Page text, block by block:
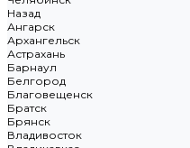
Назад
Ангарск
Архангельск
Астрахань
Барнаул
Белгород
Благовещенск
Братск
Брянск
Владивосток